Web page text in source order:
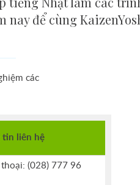
nay để cùng
các
tin liên hệ
(028) 777 96